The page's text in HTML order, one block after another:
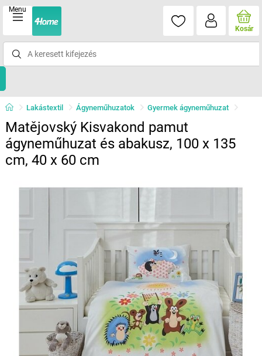
Menu
Kosár
Lakástextil Ágyneműhuzatok Gyermek ágyneműhuzat
Matějovský Kisvakond pamut
ágyneműhuzat és abakusz, 100 x 135
cm, 40 x 60 cm